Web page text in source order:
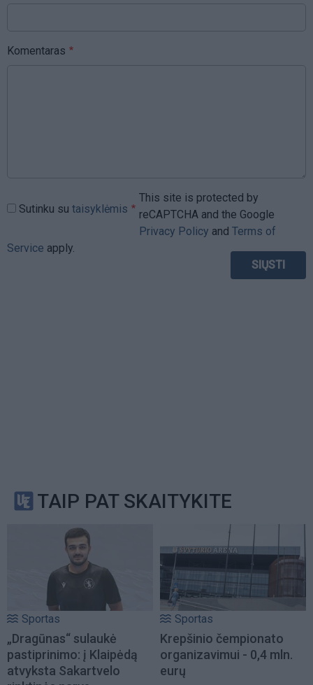
Komentaras
Sutinku su taisyklėmis
This site is protected by
reCAPTCHA and the Google
Privacy Policy and Terms of
Service apply.
TAIP PAT SKAITYKITE
Sportas
„Dragūnas“ sulaukė
pastiprinimo: į Klaipėdą
atvyksta Sakartvelo
Sportas
Krepšinio čempionato
organizavimui - 0,4 mln.
eurų